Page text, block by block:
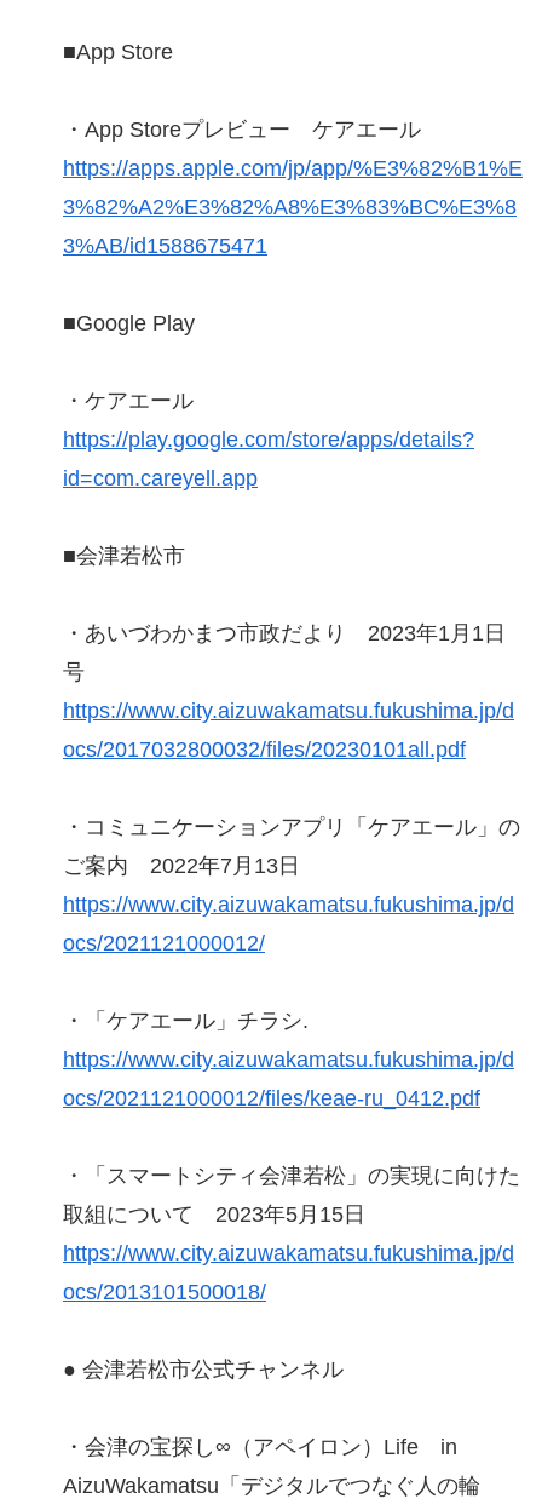
■App Store
・App Storeプレビュー ケアエール
https://apps.apple.com/jp/app/%E3%82%B1%E
3%82%A2%E3%82%A8%E3%83%BC%E3%8
3%AB/id1588675471
■Google Play
・ケアエール
https://play.google.com/store/apps/details?
id=com.careyell.app
■会津若松市
・あいづわかまつ市政だより 2023年1月1日
号
https://www.city.aizuwakamatsu.fukushima.jp/d
ocs/2017032800032/files/20230101all.pdf
・コミュニケーションアプリ「ケアエール」の
ご案内 2022年7月13日
https://www.city.aizuwakamatsu.fukushima.jp/d
ocs/2021121000012/
・「ケアエール」チラシ.
https://www.city.aizuwakamatsu.fukushima.jp/d
ocs/2021121000012/files/keae-ru_0412.pdf
・「スマートシティ会津若松」の実現に向けた
取組について 2023年5月15日
https://www.city.aizuwakamatsu.fukushima.jp/d
ocs/2013101500018/
● 会津若松市公式チャンネル
・会津の宝探し∞（アペイロン）Life in
AizuWakamatsu「デジタルでつなぐ人の輪